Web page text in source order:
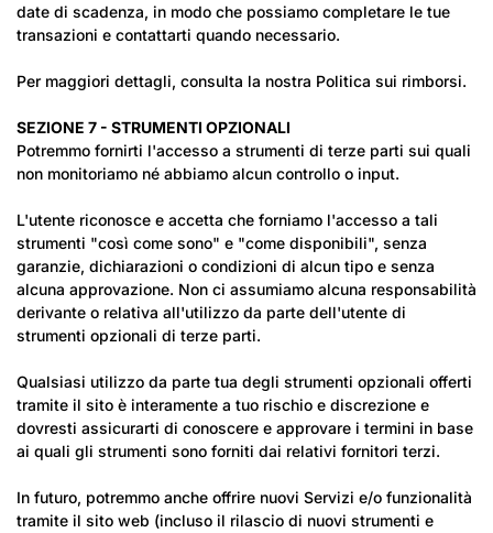
date di scadenza, in modo che possiamo completare le tue
transazioni e contattarti quando necessario.
Per maggiori dettagli, consulta la nostra Politica sui rimborsi.
SEZIONE 7 - STRUMENTI OPZIONALI
Potremmo fornirti l'accesso a strumenti di terze parti sui quali
non monitoriamo né abbiamo alcun controllo o input.
L'utente riconosce e accetta che forniamo l'accesso a tali
strumenti "così come sono" e "come disponibili", senza
garanzie, dichiarazioni o condizioni di alcun tipo e senza
alcuna approvazione. Non ci assumiamo alcuna responsabilità
derivante o relativa all'utilizzo da parte dell'utente di
strumenti opzionali di terze parti.
Qualsiasi utilizzo da parte tua degli strumenti opzionali offerti
tramite il sito è interamente a tuo rischio e discrezione e
dovresti assicurarti di conoscere e approvare i termini in base
ai quali gli strumenti sono forniti dai relativi fornitori terzi.
In futuro, potremmo anche offrire nuovi Servizi e/o funzionalità
tramite il sito web (incluso il rilascio di nuovi strumenti e